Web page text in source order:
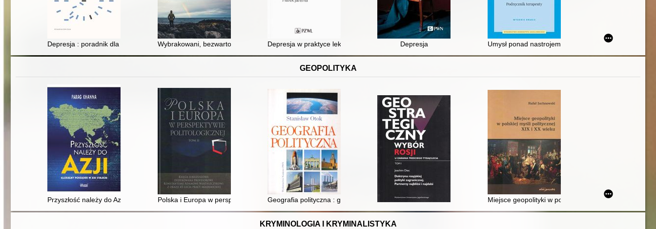
Depresja : poradnik dla przyjaciół i rodzinyWybrakowani, bezwartościowi, wadliwi : zmień autodestrukcyjne przekonania dzięki technikom terapii schematów oraz ACT
Depresja w praktyce lekarza POZ Depresja Umysł ponad nastrojem : podręcznik terapeuty
GEOPOLITYKA
Przyszłość należy do Azji : globalny porządek w XXI stuleciuPolska i Europa w perspektywie politologicznej : księga jubileuszowa dedykowana profesorowi Konstantemu Adamowi Wojtaszczykowi z okazji 45-lecia pracy
Geografia polityczna : geopolityka, państwo, ekopolityka Miejsce geopolityki w polskiej myśli politycznej XIX i
KRYMINOLOGIA I KRYMINALISTYKA